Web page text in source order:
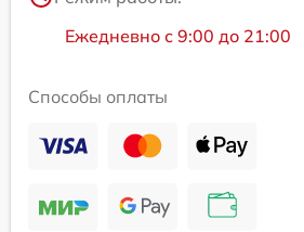
Ежедневно с 9:00 до 21:00
Способы оплаты